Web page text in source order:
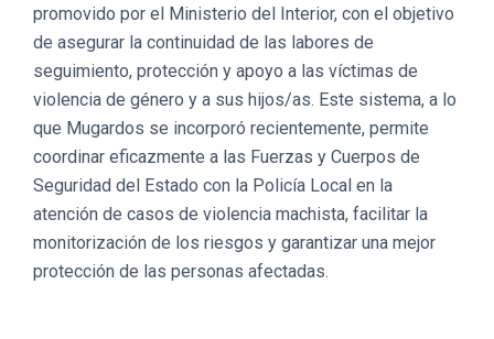
promovido por el Ministerio del Interior, con el objetivo
de asegurar la continuidad de las labores de
seguimiento, protección y apoyo a las víctimas de
violencia de género y a sus hijos/as. Este sistema, a lo
que Mugardos se incorporó recientemente, permite
coordinar eficazmente a las Fuerzas y Cuerpos de
Seguridad del Estado con la Policía Local en la
atención de casos de violencia machista, facilitar la
monitorización de los riesgos y garantizar una mejor
protección de las personas afectadas.